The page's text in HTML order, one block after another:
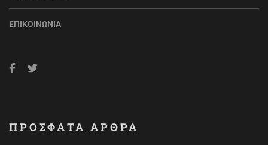
ΕΠΙΚΟΙΝΩΝΊΑ
ΠΡΟΣΦΑΤΑ ΑΡΘΡΑ